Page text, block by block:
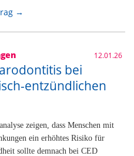
→
12.01.26
bei
entzündlichen
zeigen, dass Menschen mit
ein erhöhtes Risiko für
sollte demnach bei CED